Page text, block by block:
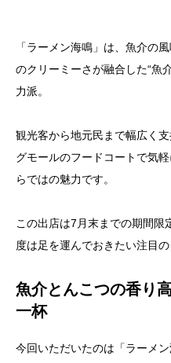
「ラーメン海鳴」は、魚介の
のクリーミーさが融合した“魚
力派。
観光客から地元民まで幅広く
グモールのフードコートで気
らではの魅力です。
この出店は7月末までの期間限
度は足を運んでおきたい注目
魚介とんこつの香り
一杯
今回いただいたのは「ラーメ